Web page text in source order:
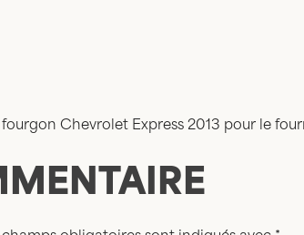
Chevrolet Express 2013 pour le